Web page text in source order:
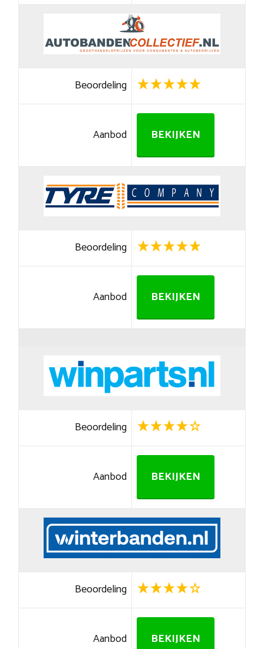
Beoordeling
Aanbod BEKIJKEN
Beoordeling
Aanbod BEKIJKEN
Beoordeling
Aanbod BEKIJKEN
Beoordeling
Aanbod BEKIJKEN